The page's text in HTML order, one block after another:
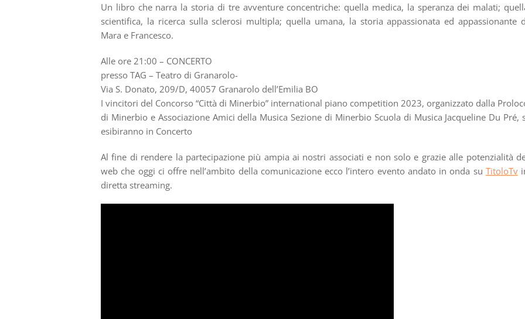
Un libro che narra la storia di tre avventure concentriche: quella medica, la speranza dei malati;
scientifica, la ricerca sulla sclerosi multipla; quella umana, la storia appassionata ed appassionante
Mara e Francesco.
Alle ore 21:00 – CONCERTO
presso TAG – Teatro di Granarolo-
Via S. Donato, 209/D, 40057 Granarolo dell’Emilia BO
I vincitori del Concorso “Città di Minerbio” international piano competition 2023, organizzato dalla
di Minerbio e Associazione Amici della Musica Sezione di Minerbio Scuola di Musica Jacqueline Du Pré,
esibiranno in Concerto
Al fine di rendere la partecipazione più ampia ai nostri associati e non solo e grazie alle potenzialità
web che oggi ci offre nell’ambito della comunicazione ecco l’intero evento andato in onda su TitoloTv
diretta streaming.